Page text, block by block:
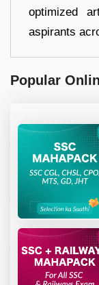
optimized
aspirants
Popular